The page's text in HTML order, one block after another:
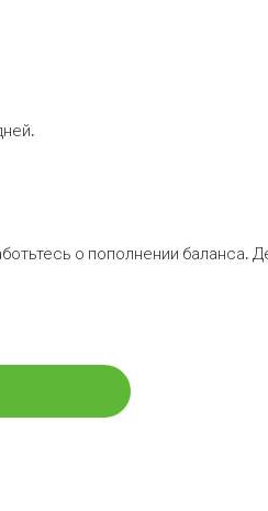
о пополнении баланса.